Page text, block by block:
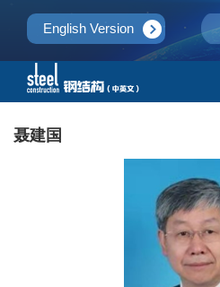
English Version
聂建国